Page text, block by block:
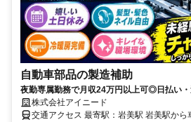
自動車部品の製造補助
夜勤専属勤務で月収24万円以上可◎日払い
心の工場ワーク◎土日祝休みでプライベート
株式会社アイニード
交通アクセス 最寄駅：岩美駅 岩美駅から車で約5分 ＊車通勤OK,転勤